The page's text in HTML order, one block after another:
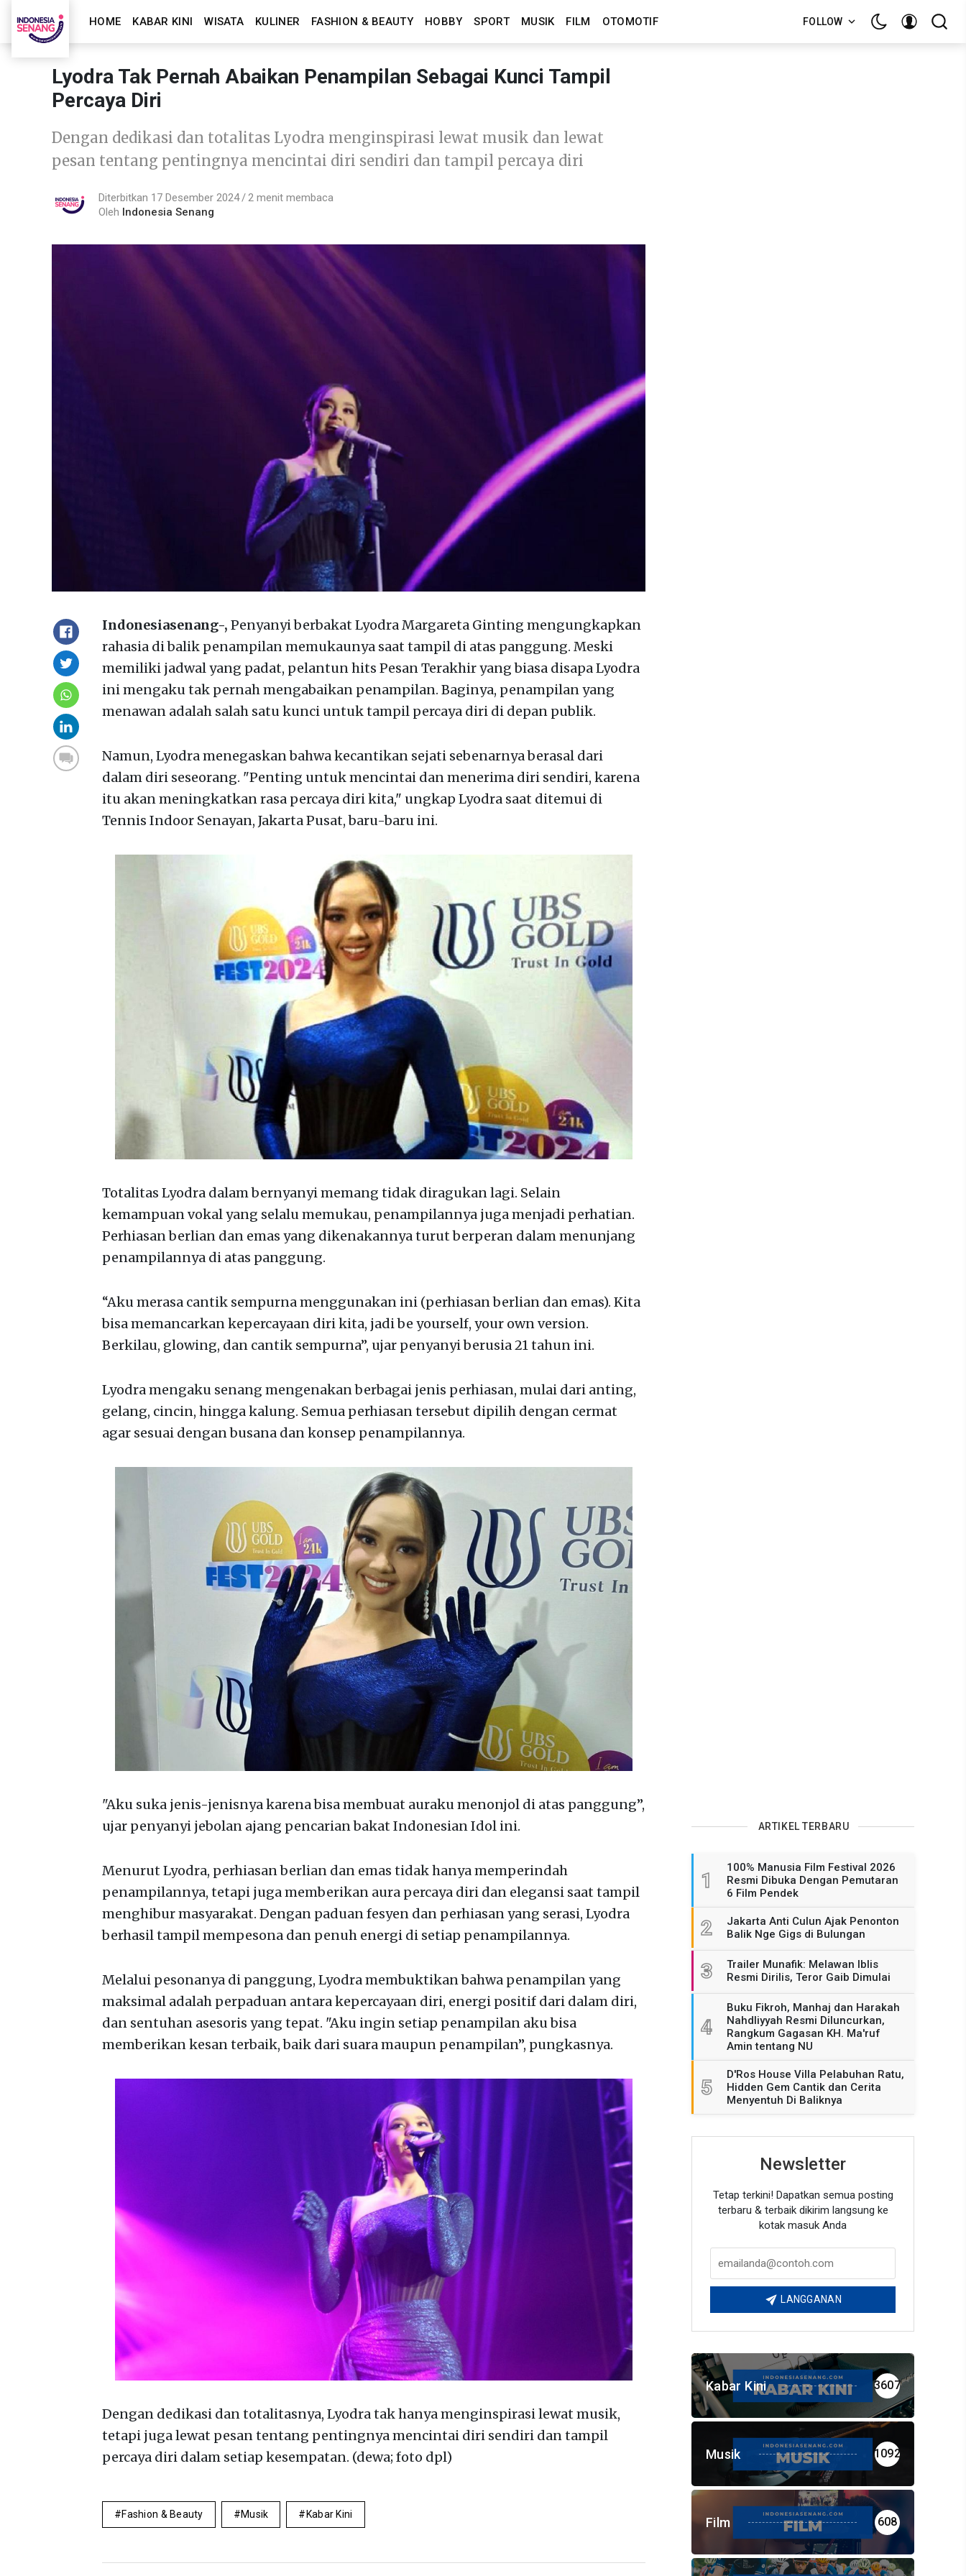
HOME KABAR KINI WISATA KULINER FASHION & BEAUTY HOBBY SPORT MUSIK FILM OTOMOTIF FOLLOW
Lyodra Tak Pernah Abaikan Penampilan Sebagai Kunci Tampil
Percaya Diri
Dengan dedikasi dan totalitas Lyodra menginspirasi lewat musik dan lewat
pesan tentang pentingnya mencintai diri sendiri dan tampil percaya diri
Diterbitkan 17 Desember 2024
2 menit membaca
Oleh Indonesia Senang
Indonesiasenang-, Penyanyi berbakat Lyodra Margareta Ginting mengungkapkan
rahasia di balik penampilan memukaunya saat tampil di atas panggung. Meski
memiliki jadwal yang padat, pelantun hits Pesan Terakhir yang biasa disapa Lyodra
ini mengaku tak pernah mengabaikan penampilan. Baginya, penampilan yang
menawan adalah salah satu kunci untuk tampil percaya diri di depan publik.
Namun, Lyodra menegaskan bahwa kecantikan sejati sebenarnya berasal dari
dalam diri seseorang. "Penting untuk mencintai dan menerima diri sendiri, karena
itu akan meningkatkan rasa percaya diri kita," ungkap Lyodra saat ditemui di
Tennis Indoor Senayan, Jakarta Pusat, baru-baru ini.
Totalitas Lyodra dalam bernyanyi memang tidak diragukan lagi. Selain
kemampuan vokal yang selalu memukau, penampilannya juga menjadi perhatian.
Perhiasan berlian dan emas yang dikenakannya turut berperan dalam menunjang
penampilannya di atas panggung.
“Aku merasa cantik sempurna menggunakan ini (perhiasan berlian dan emas). Kita
bisa memancarkan kepercayaan diri kita, jadi be yourself, your own version.
Berkilau, glowing, dan cantik sempurna”, ujar penyanyi berusia 21 tahun ini.
Lyodra mengaku senang mengenakan berbagai jenis perhiasan, mulai dari anting,
gelang, cincin, hingga kalung. Semua perhiasan tersebut dipilih dengan cermat
agar sesuai dengan busana dan konsep penampilannya.
"Aku suka jenis-jenisnya karena bisa membuat auraku menonjol di atas panggung”,
ujar penyanyi jebolan ajang pencarian bakat Indonesian Idol ini.
Menurut Lyodra, perhiasan berlian dan emas tidak hanya memperindah
penampilannya, tetapi juga memberikan aura percaya diri dan elegansi saat tampil
menghibur masyarakat. Dengan paduan fesyen dan perhiasan yang serasi, Lyodra
berhasil tampil mempesona dan penuh energi di setiap penampilannya.
Melalui pesonanya di panggung, Lyodra membuktikan bahwa penampilan yang
maksimal adalah perpaduan antara kepercayaan diri, energi positif dari dalam diri,
dan sentuhan asesoris yang tepat. "Aku ingin setiap penampilan aku bisa
memberikan kesan terbaik, baik dari suara maupun penampilan”, pungkasnya.
Dengan dedikasi dan totalitasnya, Lyodra tak hanya menginspirasi lewat musik,
tetapi juga lewat pesan tentang pentingnya mencintai diri sendiri dan tampil
percaya diri dalam setiap kesempatan. (dewa; foto dpl)
Fashion & Beauty Musik Kabar Kini
ARTIKEL TERBARU
1
100% Manusia Film Festival 2026
Resmi Dibuka Dengan Pemutaran
6 Film Pendek
2
Jakarta Anti Culun Ajak Penonton
Balik Nge Gigs di Bulungan
3
Trailer Munafik: Melawan Iblis
Resmi Dirilis, Teror Gaib Dimulai
4
Buku Fikroh, Manhaj dan Harakah
Nahdliyyah Resmi Diluncurkan,
Rangkum Gagasan KH. Ma'ruf
Amin tentang NU
5
D'Ros House Villa Pelabuhan Ratu,
Hidden Gem Cantik dan Cerita
Menyentuh Di Baliknya
Newsletter
Tetap terkini! Dapatkan semua posting
terbaru & terbaik dikirim langsung ke
kotak masuk Anda
LANGGANAN
Kabar Kini 3607
Musik 1092
Film 608